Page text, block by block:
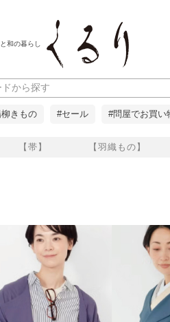
和の暮らし
【帯】 【羽織もの】
きもの #セール #問屋でお買い